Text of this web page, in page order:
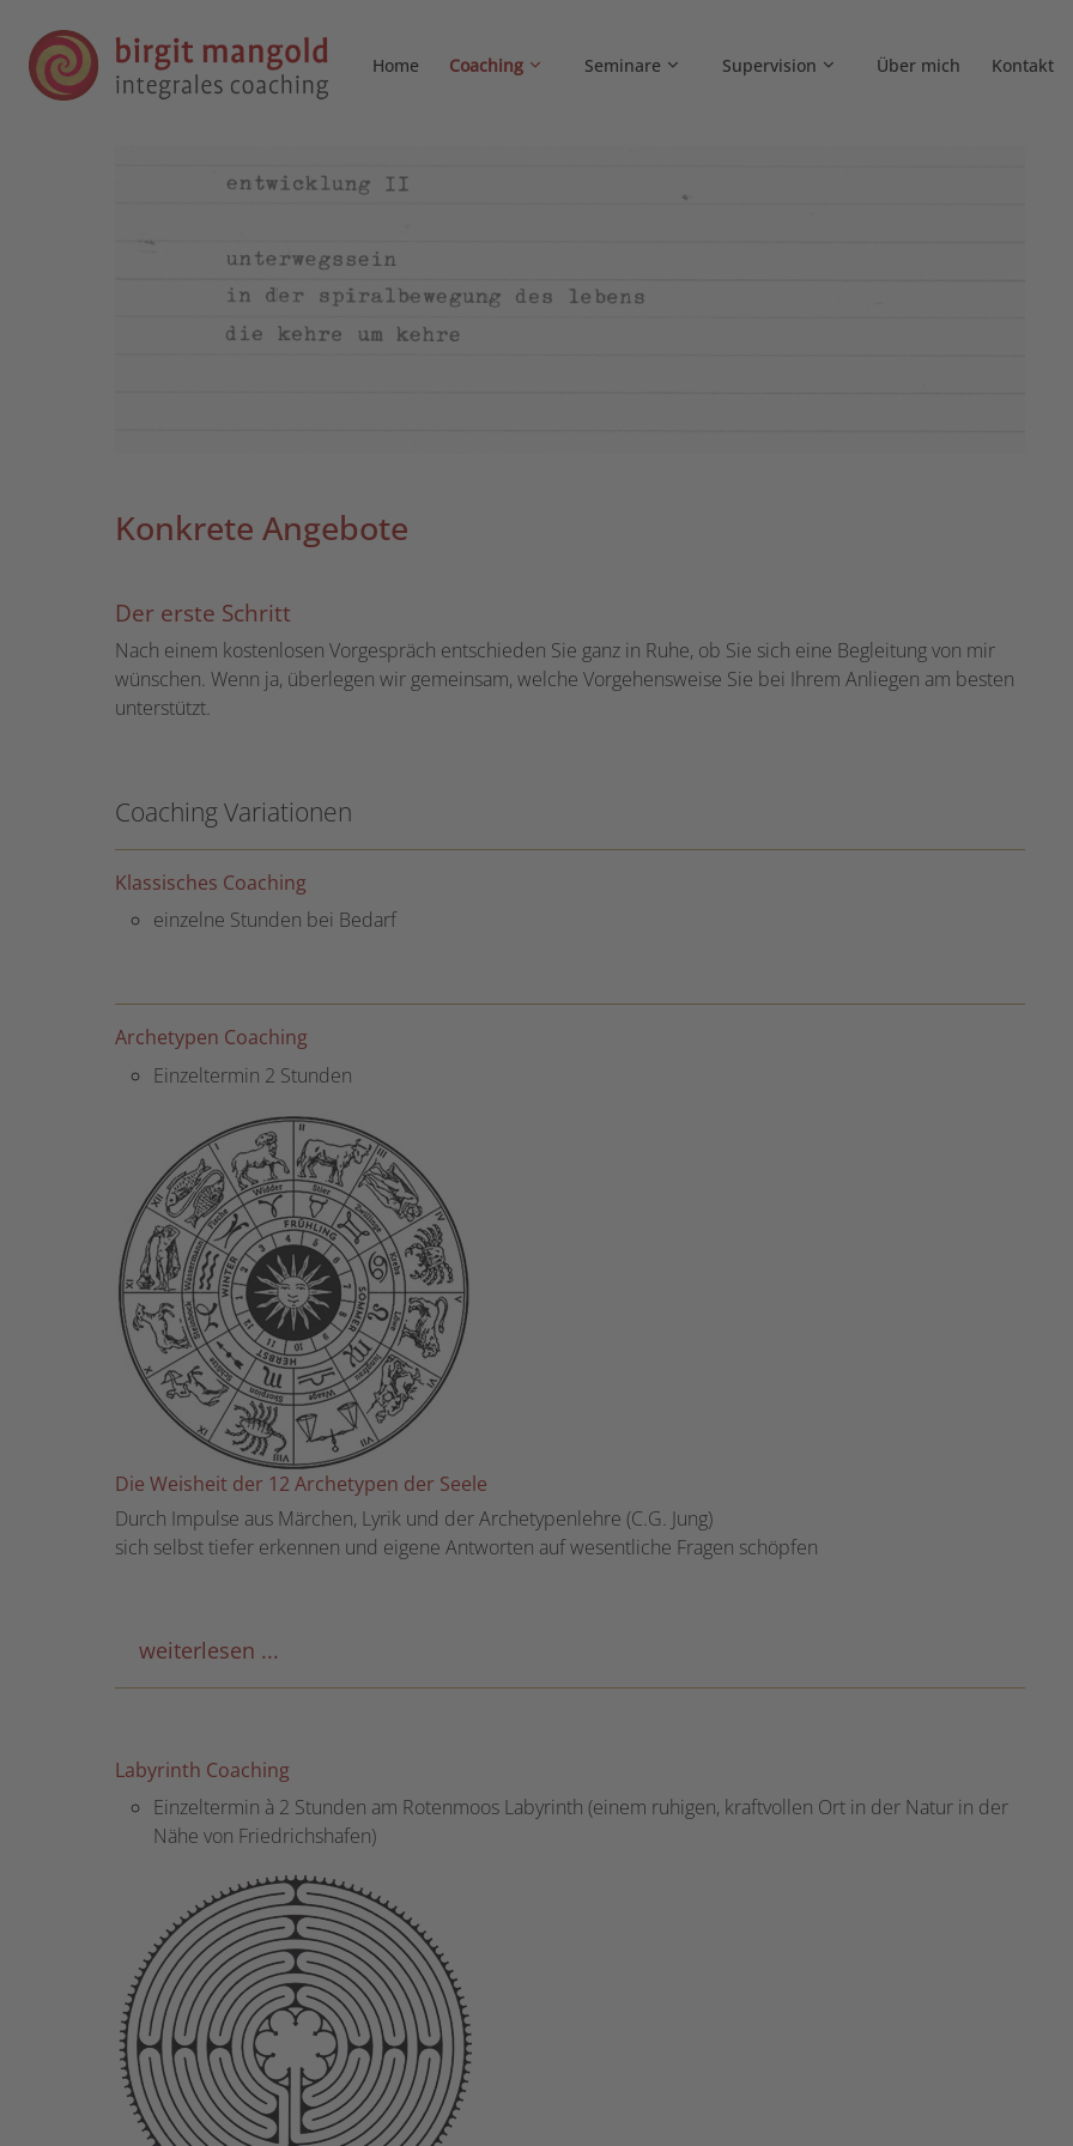
Home Coaching Seminare Supervision Über mich Kontakt
Konkrete Angebote
Der erste Schritt
Nach einem kostenlosen Vorgespräch entschieden Sie ganz in Ruhe, ob Sie sich eine Begleitung von mir
wünschen. Wenn ja, überlegen wir gemeinsam, welche Vorgehensweise Sie bei Ihrem Anliegen am besten
unterstützt.
Coaching Variationen
Klassisches Coaching
einzelne Stunden bei Bedarf
Archetypen Coaching
Einzeltermin 2 Stunden
Die Weisheit der 12 Archetypen der Seele
Durch Impulse aus Märchen, Lyrik und der Archetypenlehre (C.G. Jung)
sich selbst tiefer erkennen und eigene Antworten auf wesentliche Fragen schöpfen
weiterlesen ...
Labyrinth Coaching
Einzeltermin à 2 Stunden am Rotenmoos Labyrinth (einem ruhigen, kraftvollen Ort in der Natur in der
Nähe von Friedrichshafen)